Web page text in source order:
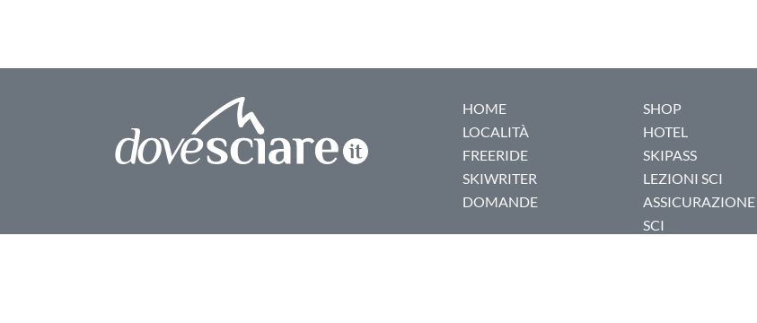
HOME
LOCALITÀ
FREERIDE
SKIWRITER
DOMANDE
SHOP
HOTEL
SKIPASS
LEZIONI SCI
ASSICURAZIONE
SCI